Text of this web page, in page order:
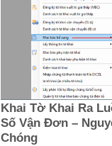
Khai Tờ Khai Ra
Số Vận Đơn –
Chóng